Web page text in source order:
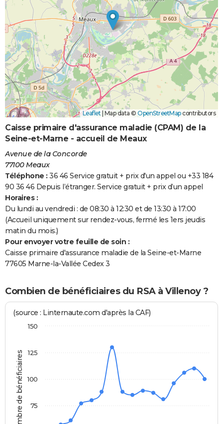
Leaflet Map data © OpenStreetMapcontributors
Caisse primaire d'assurance maladie (CPAM) de la
Seine-et-Marne - accueil de Meaux
Avenue de la Concorde
77100 Meaux
Téléphone : 36 46 Service gratuit + prix d'un appel ou +33 184
90 36 46 Depuis l’étranger. Service gratuit + prix d’un appel
Horaires :
Du lundi au vendredi : de 08:30 à 12:30 et de 13:30 à 17:00
(Accueil uniquement sur rendez-vous, fermé les 1ers jeudis
matin du mois.)
Pour envoyer votre feuille de soin :
Caisse primaire d'assurance maladie de la Seine-et-Marne
77605 Marne-la-Vallée Cedex 3
Combien de bénéficiaires du RSA à Villenoy ?
Nombre de bénéficiaires
(source : Linternaute.com d'après la CAF)
75
100
125
150